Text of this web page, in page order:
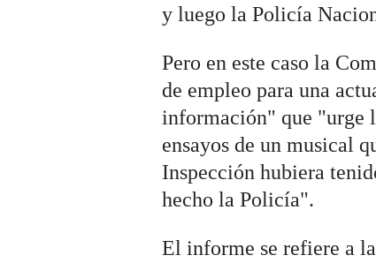
y luego la Policía
Pero en este caso la
de empleo para una
información" que "urge
ensayos de un musical
Inspección hubiera
hecho la Policía".
El informe se refiere a